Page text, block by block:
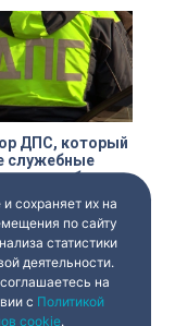
Объединённой
судов Дарья
своём телеграм-
ДПС, который
служебные
сливая бензин,
срок
районный суд
вынес
виновным в
имущества.
сохраняет их на
по сайту
статистики
деятельности.
на
с Политикой
cookie.